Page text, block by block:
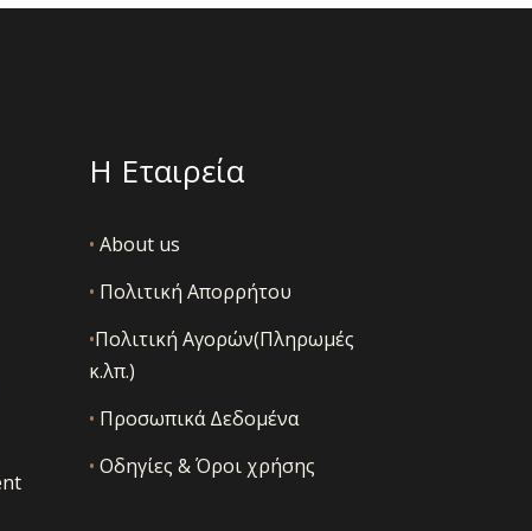
Η Εταιρεία
• About us
• Πολιτική Απορρήτου
•Πολιτική Αγορών(Πληρωμές
κ.λπ.)
• Προσωπικά Δεδομένα
• Οδηγίες & Όροι χρήσης